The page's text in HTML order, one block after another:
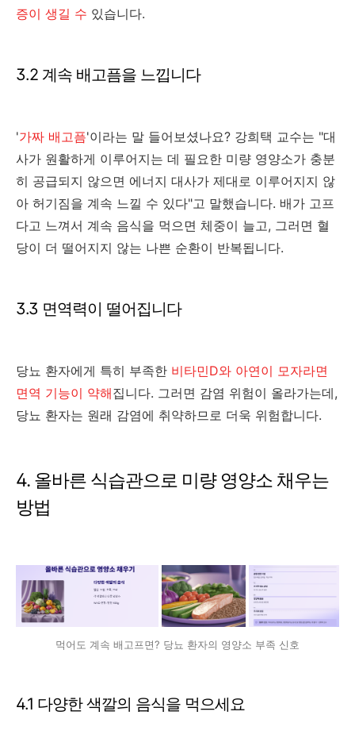
증이 생길 수 있습니다.
3.2 계속 배고픔을 느낍니다
'가짜 배고픔'이라는 말 들어보셨나요? 강희택 교수는 "대
사가 원활하게 이루어지는 데 필요한 미량 영양소가 충분
히 공급되지 않으면 에너지 대사가 제대로 이루어지지 않
아 허기짐을 계속 느낄 수 있다"고 말했습니다. 배가 고프
다고 느껴서 계속 음식을 먹으면 체중이 늘고, 그러면 혈
당이 더 떨어지지 않는 나쁜 순환이 반복됩니다.
3.3 면역력이 떨어집니다
당뇨 환자에게 특히 부족한 비타민D와 아연이 모자라면
면역 기능이 약해집니다. 그러면 감염 위험이 올라가는데,
당뇨 환자는 원래 감염에 취약하므로 더욱 위험합니다.
4. 올바른 식습관으로 미량 영양소 채우는
방법
먹어도 계속 배고프면? 당뇨 환자의 영양소 부족 신호
4.1 다양한 색깔의 음식을 먹으세요